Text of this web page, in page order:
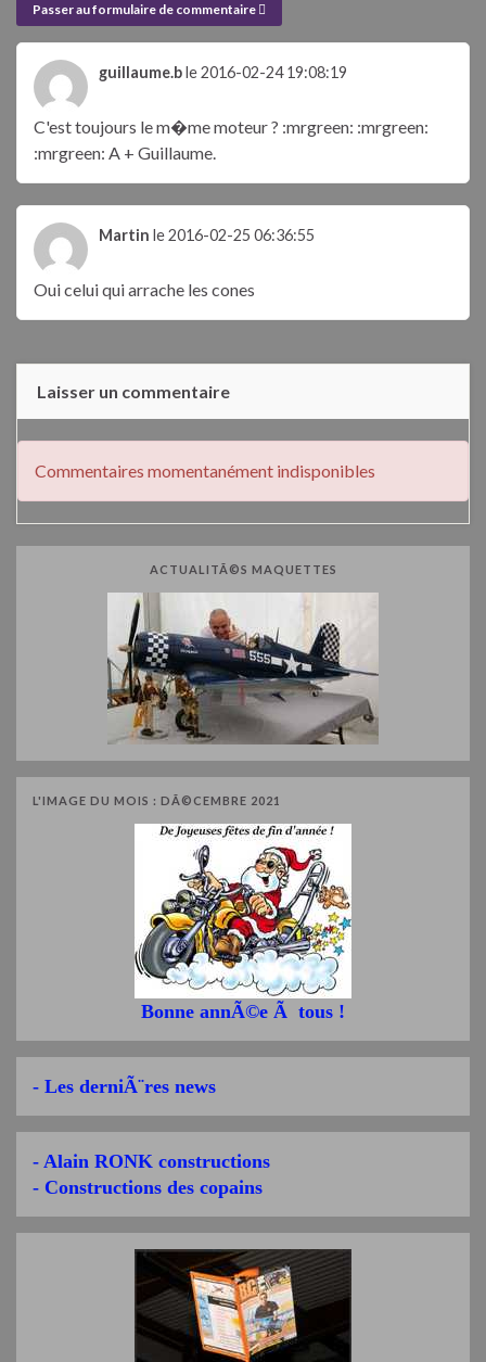
Passer au formulaire de commentaire
guillaume.ble 2016-02-24 19:08:19
C'est toujours le m�me moteur ? :mrgreen: :mrgreen:
:mrgreen: A + Guillaume.
Martin le 2016-02-25 06:36:55
Oui celui qui arrache les cones
Laisser un commentaire
Commentaires momentanément indisponibles
ACTUALITÃ©S MAQUETTES
L'IMAGE DU MOIS : DÃ©CEMBRE 2021
Bonne annÃ©e Ã tous !
- Les derniÃ¨res news
- Alain RONK constructions
- Constructions des copains